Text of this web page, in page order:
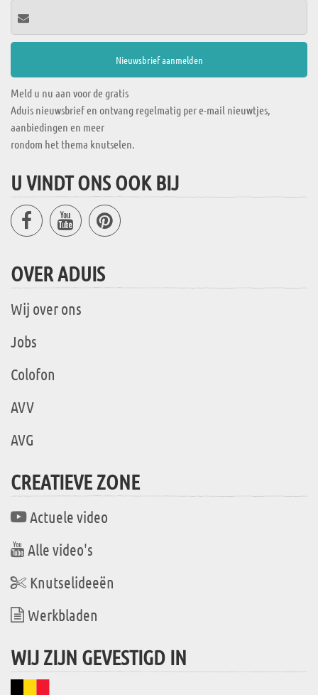
Meld u nu aan voor de gratis
Aduis nieuwsbrief en ontvang regelmatig per e-mail nieuwtjes,
aanbiedingen en meer
rondom het thema knutselen.
U VINDT ONS OOK BIJ
OVER ADUIS
Wij over ons
Jobs
Colofon
AVV
AVG
CREATIEVE ZONE
Actuele video
Alle video's
Knutselideeën
Werkbladen
WIJ ZIJN GEVESTIGD IN